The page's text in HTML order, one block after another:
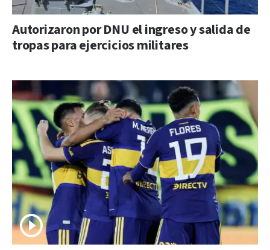
Autorizaron por DNU el ingreso y salida de
tropas para ejercicios militares